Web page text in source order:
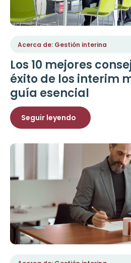
Acerca de: Gestión interina
Los 10 mejores
éxito de los interim
guía esencial
Seguir leyendo